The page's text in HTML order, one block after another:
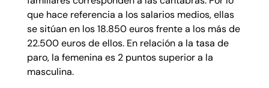
que hace referencia a los salarios medios, ellas
se sitúan en los 18.850 euros frente a los más de
22.500 euros de ellos. En relación a la tasa de
paro, la femenina es 2 puntos superior a la
masculina.